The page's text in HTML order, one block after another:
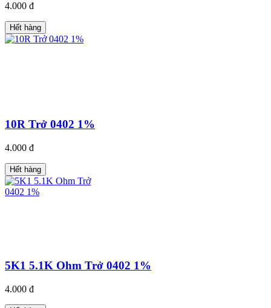
4.000 đ
Hết hàng
10R Trở 0402 1%
4.000 đ
Hết hàng
5K1 5.1K Ohm Trở 0402 1%
4.000 đ